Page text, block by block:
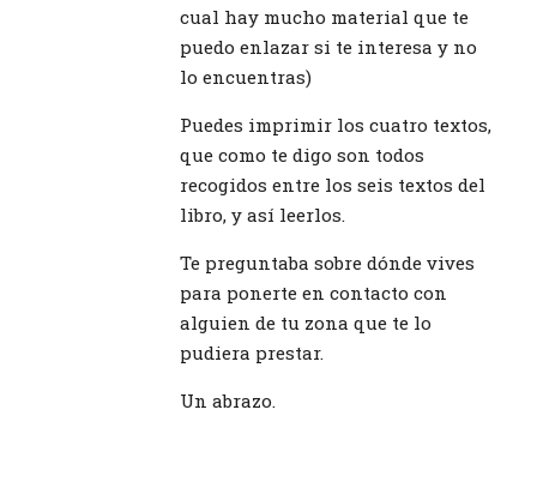
cual hay mucho material que te
puedo enlazar si te interesa y no
lo encuentras)
Puedes imprimir los cuatro textos,
que como te digo son todos
recogidos entre los seis textos del
libro, y así leerlos.
Te preguntaba sobre dónde vives
para ponerte en contacto con
alguien de tu zona que te lo
pudiera prestar.
Un abrazo.